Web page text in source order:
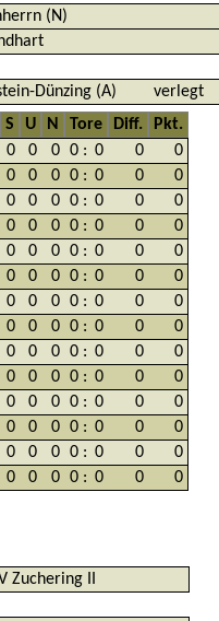
(N)
Dünzing (A)
verlegt
S U N Tore Diff.
Pkt.
0 0 0 0 : 0 0
0
0 0 0 0 : 0 0
0
0 0 0 0 : 0 0
0
0 0 0 0 : 0 0
0
0 0 0 0 : 0 0
0
0 0 0 0 : 0 0
0
0 0 0 0 : 0 0
0
0 0 0 0 : 0 0
0
0 0 0 0 : 0 0
0
0 0 0 0 : 0 0
0
0 0 0 0 : 0 0
0
0 0 0 0 : 0 0
0
0 0 0 0 : 0 0
0
0 0 0 0 : 0 0 0
Zuchering II